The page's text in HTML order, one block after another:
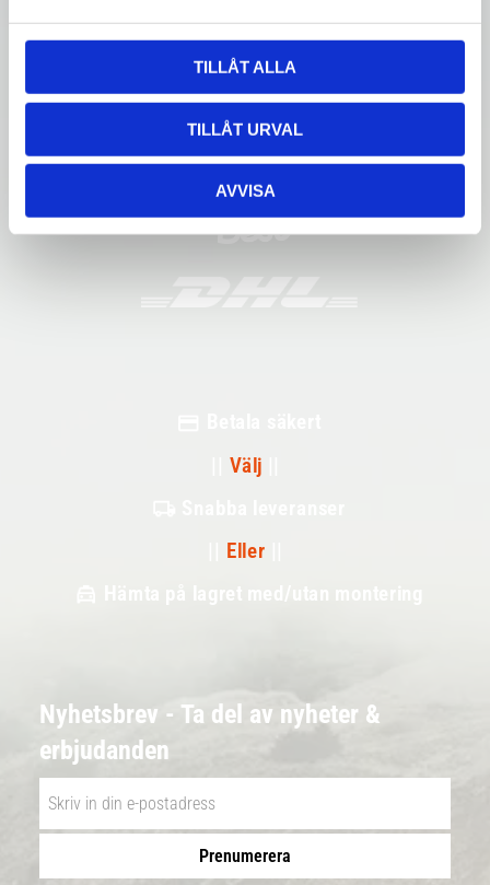
TILLÅT ALLA
TILLÅT URVAL
AVVISA
Välj
Eller
Hämta på lagret med/utan montering
Nyhetsbrev - Ta del av nyheter &
erbjudanden
Prenumerera